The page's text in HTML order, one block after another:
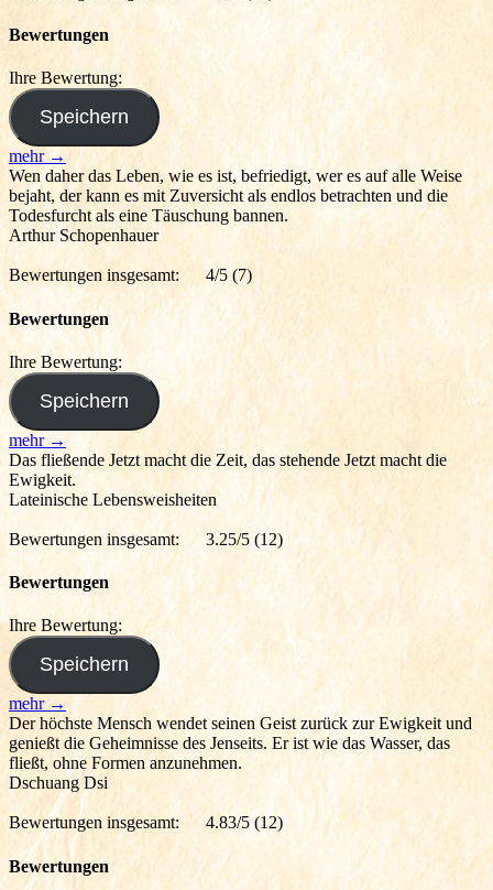
Bewertungen
Ihre Bewertung:
mehr →
Wen daher das Leben, wie es ist, befriedigt, wer es auf alle Weise
bejaht, der kann es mit Zuversicht als endlos betrachten und die
Todesfurcht als eine Täuschung bannen.
Arthur Schopenhauer
Bewertungen insgesamt: 4/5 (7)
Bewertungen
Ihre Bewertung:
mehr →
Das fließende Jetzt macht die Zeit, das stehende Jetzt macht die
Ewigkeit.
Lateinische Lebensweisheiten
Bewertungen insgesamt: 3.25/5 (12)
Bewertungen
Ihre Bewertung:
mehr →
Der höchste Mensch wendet seinen Geist zurück zur Ewigkeit und
genießt die Geheimnisse des Jenseits. Er ist wie das Wasser, das
fließt, ohne Formen anzunehmen.
Dschuang Dsi
Bewertungen insgesamt: 4.83/5 (12)
Bewertungen